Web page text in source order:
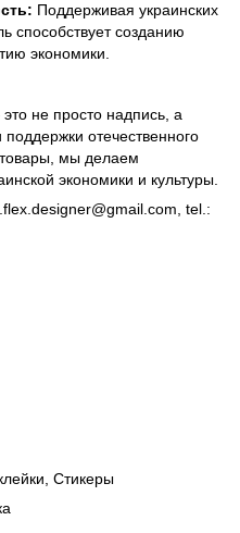
Поддерживая украинских
способствует созданию
экономики.
не просто надпись, а
отечественного
мы делаем
экономики и культуры.
tel.:
Стикеры